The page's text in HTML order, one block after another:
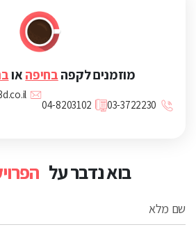
בוא נדבר על
שם מלא
מוזמנים לקפה בחיפה או
03-3722230
04-8203102